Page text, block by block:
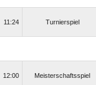
11:24 Turnierspiel
12:00 Meisterschaftsspiel